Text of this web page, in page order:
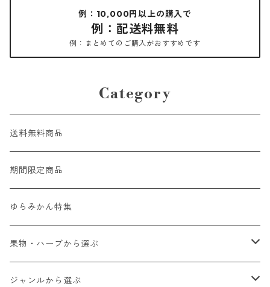
例：10,000円以上の購入で
例：配送料無料
例：まとめてのご購入がおすすめです
Category
送料無料商品
期間限定商品
ゆらみかん特集
果物・ハーブから選ぶ
ゆらみかん
ジャンルから選ぶ